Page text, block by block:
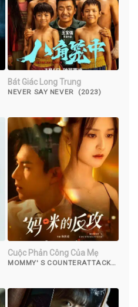
Bát Giác Long Trung
NEVER SAY NEVER (2023)
Cuộc Phản Công Của Mẹ
MOMMY' S COUNTERATTACK